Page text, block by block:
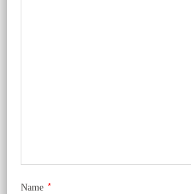
Name *